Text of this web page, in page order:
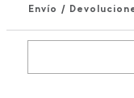
Envío /